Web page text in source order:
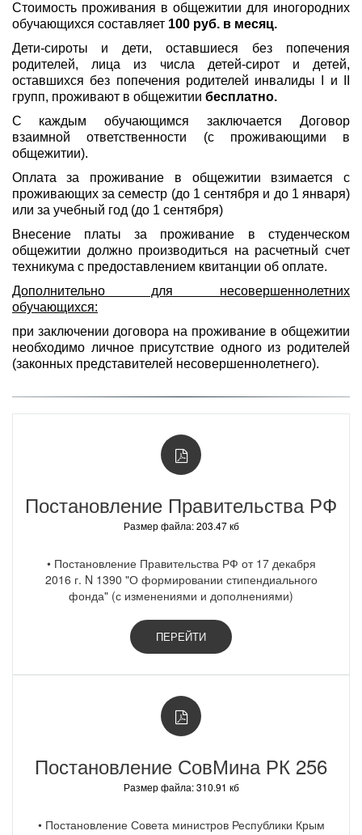
Стоимость проживания в общежитии для иногородних
обучающихся составляет 100 руб. в месяц.
Дети-сироты и дети, оставшиеся без попечения
родителей, лица из числа детей-сирот и детей,
оставшихся без попечения родителей инвалиды I и II
групп, проживают в общежитии бесплатно.
С каждым обучающимся заключается Договор
взаимной ответственности (с проживающими в
общежитии).
Оплата за проживание в общежитии взимается с
проживающих за семестр (до 1 сентября и до 1 января)
или за учебный год (до 1 сентября)
Внесение платы за проживание в студенческом
общежитии должно производиться на расчетный счет
техникума с предоставлением квитанции об оплате.
Дополнительно для несовершеннолетних
обучающихся:
при заключении договора на проживание в общежитии
необходимо личное присутствие одного из родителей
(законных представителей несовершеннолетнего).
Постановление Правительства РФ
Размер файла: 203.47 кб
• Постановление Правительства РФ от 17 декабря
2016 г. N 1390 "О формировании стипендиального
фонда" (с изменениями и дополнениями)
ПЕРЕЙТИ
Постановление СовМина РК 256
Размер файла: 310.91 кб
• Постановление Совета министров Республики Крым